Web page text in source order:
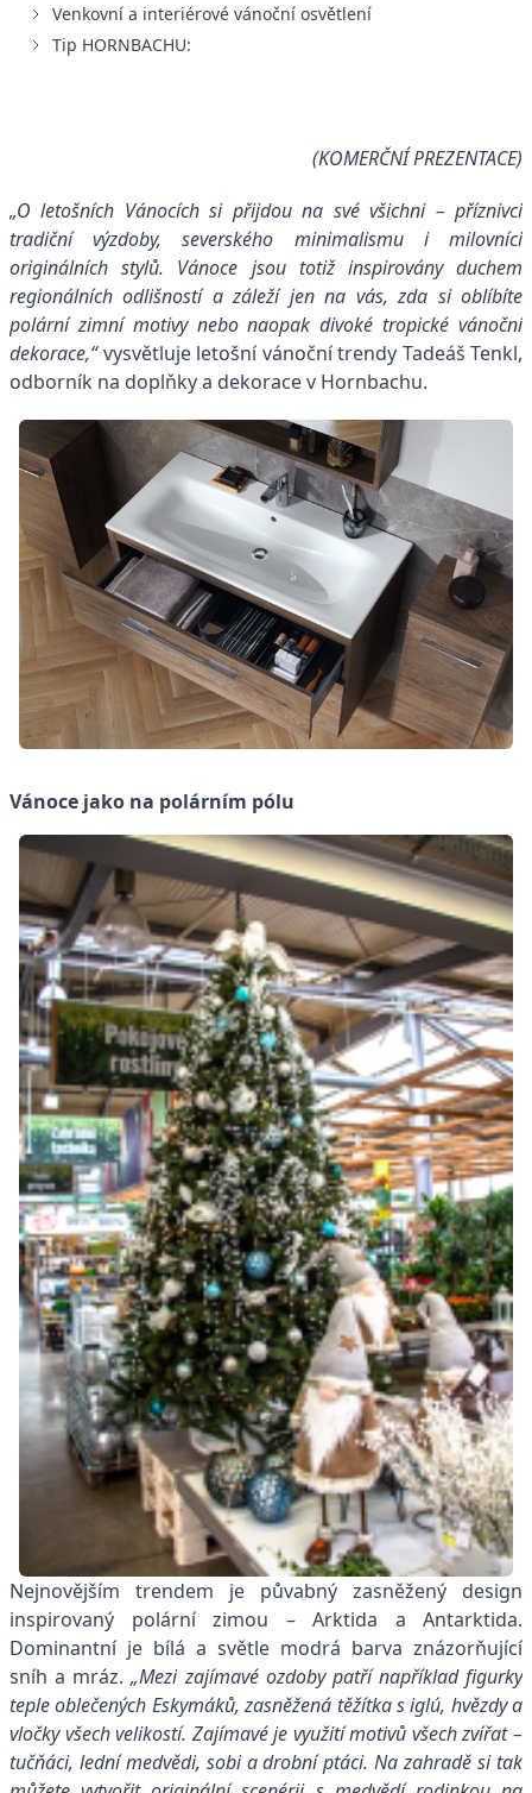
Venkovní a interiérové vánoční osvětlení
Tip HORNBACHU:
(KOMERČNÍ PREZENTACE)
„O letošních Vánocích si přijdou na své všichni – příznivci
tradiční výzdoby, severského minimalismu i milovníci
originálních stylů. Vánoce jsou totiž inspirovány duchem
regionálních odlišností a záleží jen na vás, zda si oblíbíte
polární zimní motivy nebo naopak divoké tropické vánoční
dekorace,“vysvětluje letošní vánoční trendy Tadeáš Tenkl,
odborník na doplňky a dekorace v Hornbachu.
Vánoce jako na polárním pólu
Nejnovějším trendem je půvabný zasněžený design
inspirovaný polární zimou – Arktida a Antarktida.
Dominantní je bílá a světle modrá barva znázorňující
sníh a mráz.„Mezi zajímavé ozdoby patří například figurky
teple oblečených Eskymáků, zasněžená těžítka s iglú, hvězdy a
vločky všech velikostí. Zajímavé je využití motivů všech zvířat –
tučňáci, lední medvědi, sobi a drobní ptáci. Na zahradě si tak